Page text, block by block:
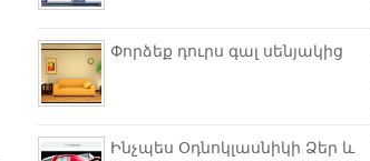
Փորձեք դուրս գալ սենյակից
Ինչպես Օդնոկլասնիկի Ձեր և